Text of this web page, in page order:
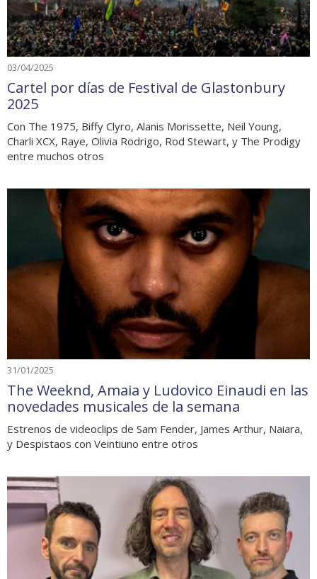
03/04/2025
Cartel por días de Festival de Glastonbury
2025
Con The 1975, Biffy Clyro, Alanis Morissette, Neil Young,
Charli XCX, Raye, Olivia Rodrigo, Rod Stewart, y The Prodigy
entre muchos otros
31/01/2025
The Weeknd, Amaia y Ludovico Einaudi en las
novedades musicales de la semana
Estrenos de videoclips de Sam Fender, James Arthur, Naiara,
y Despistaos con Veintiuno entre otros